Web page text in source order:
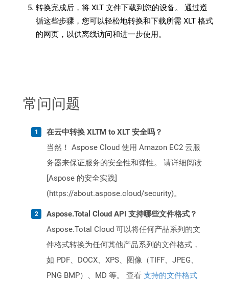
转换完成后，将 XLT 文件下载到您的设备。 通过遵
循这些步骤，您可以轻松地转换和下载所需 XLT 格式
的网页，以供离线访问和进一步使用。
常问问题
在云中转换 XLTM to XLT 安全吗？
当然！ Aspose Cloud 使用 Amazon EC2 云服
务器来保证服务的安全性和弹性。 请详细阅读
[Aspose 的安全实践]
(https://about.aspose.cloud/security)。
Aspose.Total Cloud API 支持哪些文件格式？
Aspose.Total Cloud 可以将任何产品系列的文
件格式转换为任何其他产品系列的文件格式，
如 PDF、DOCX、XPS、图像（TIFF、JPEG、
PNG BMP）、MD 等。 查看 支持的文件格式